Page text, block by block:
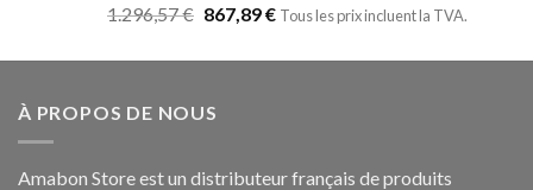
Note5.00
1.296,57€ 867,89€ Tous les prix incluent la TVA.
À PROPOS DE NOUS
Amabon Store est un distributeur français de produits